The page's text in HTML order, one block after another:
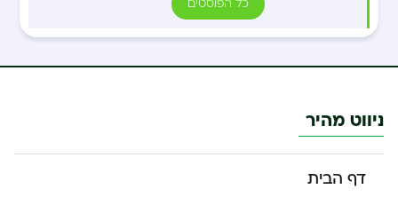
כל הפוסטים
ניווט מהיר
דף הבית